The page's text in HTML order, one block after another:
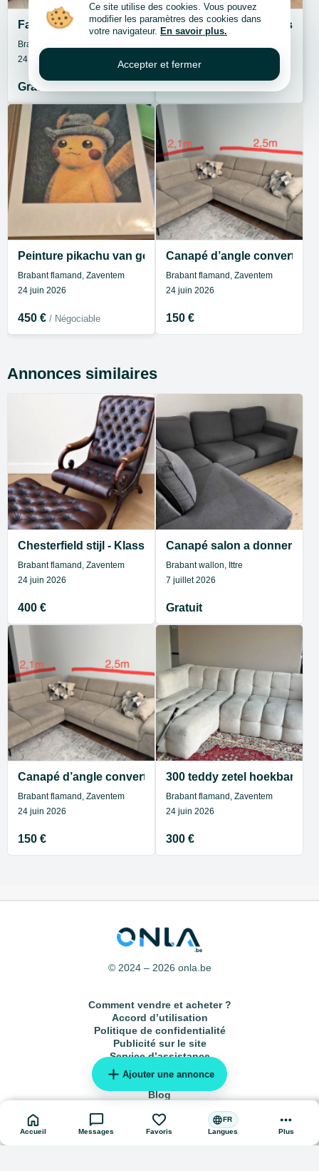
add Ajouter une annonce
home
Accueil
chat_bubble
Messages
favorite
Favoris
languageFR
Langues
more_horiz
Plus
Fauteuil Roche Bobois avec méridienne À DONNER
Brabant flamand, Zaventem
24 juin 2026
Gratuit
Chesterfield stijl -
24 juin 2026
Peinture pikachu van gogh
Brabant flamand, Zaventem
24 juin 2026
450 € / Négociable
Canapé d’angle convertible
Brabant flamand, Zaventem
24 juin 2026
150 €
Annonces similaires
Chesterfield stijl - Klassieke leren fauteuil met
Brabant flamand, Zaventem
24 juin 2026
400 €
Canapé salon a donner
Brabant wallon, Ittre
7 juillet 2026
Gratuit
Canapé d’angle convertible
Brabant flamand, Zaventem
24 juin 2026
150 €
300 teddy zetel hoekbank
Brabant flamand, Zaventem
24 juin 2026
300 €
Ce site utilise des cookies. Vous pouvez
modifier les paramètres des cookies dans
votre navigateur. En savoir plus.
Accepter et fermer
© 2024 – 2026 onla.be
Comment vendre et acheter ?
Accord d’utilisation
Politique de confidentialité
Publicité sur le site
Service d’assistance
Plan du site
Annonces locales
Blog